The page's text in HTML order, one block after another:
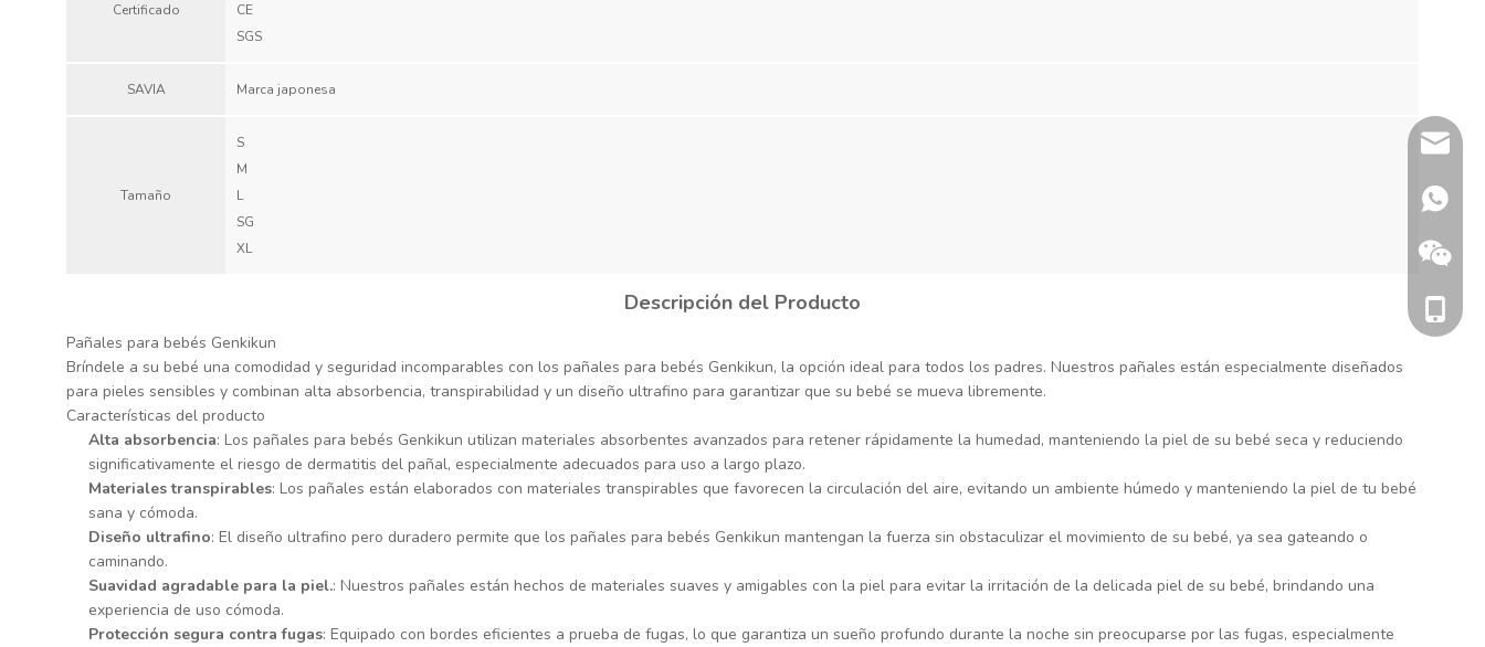
Certificado
CE
SGS
SAVIA Marca japonesa
Tamaño
S
M
L
SG
XL
Descripción del Producto
Pañales para bebés Genkikun
Bríndele a su bebé una comodidad y seguridad incomparables con los pañales para bebés Genkikun, la opción ideal para todos los padres. Nuestros pañales están especialmente diseñados
para pieles sensibles y combinan alta absorbencia, transpirabilidad y un diseño ultrafino para garantizar que su bebé se mueva libremente.
Características del producto
Alta absorbencia: Los pañales para bebés Genkikun utilizan materiales absorbentes avanzados para retener rápidamente la humedad, manteniendo la piel de su bebé seca y reduciendo
significativamente el riesgo de dermatitis del pañal, especialmente adecuados para uso a largo plazo.
Materiales transpirables: Los pañales están elaborados con materiales transpirables que favorecen la circulación del aire, evitando un ambiente húmedo y manteniendo la piel de tu bebé
sana y cómoda.
Diseño ultrafino: El diseño ultrafino pero duradero permite que los pañales para bebés Genkikun mantengan la fuerza sin obstaculizar el movimiento de su bebé, ya sea gateando o
caminando.
Suavidad agradable para la piel.: Nuestros pañales están hechos de materiales suaves y amigables con la piel para evitar la irritación de la delicada piel de su bebé, brindando una
experiencia de uso cómoda.
Protección segura contra fugas: Equipado con bordes eficientes a prueba de fugas, lo que garantiza un sueño profundo durante la noche sin preocuparse por las fugas, especialmente
+86
+86